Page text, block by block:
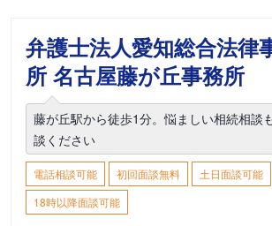
弁護士法人愛知総合法律
所 名古屋藤が丘事務所
藤が丘駅から徒歩1分。悩ましい相続相談
談ください
電話相談可能 初回面談無料
土日面談可能
18時以降面談可能